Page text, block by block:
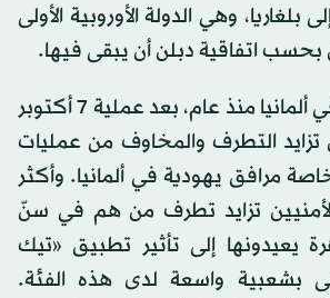
بلغاريا، وهي الدولة الأوروبية الأولى
بحسب اتفاقية دبلن أن يبقى فيها.
وتتزايد المخاوف في ألمانيا منذ عام، بعد عملية 7 أكتوبر
تزايد التطرف والمخاوف من عمليات
مرافق يهودية في ألمانيا. وأكثر
تزايد تطرف من هم في سنّ
يعيدونها إلى تأثير تطبيق «تيك
بشعبية واسعة لدى هذه الفئة.